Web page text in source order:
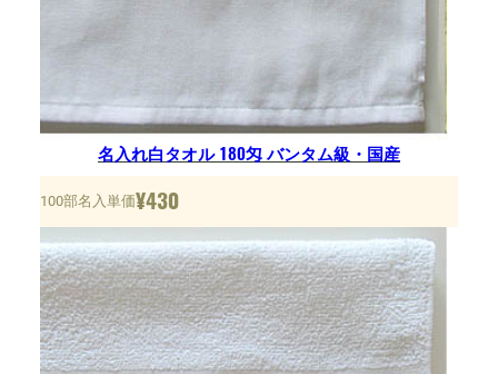
名入れ白タオル 180匁 バンタム級・国産
100部名入単価¥430